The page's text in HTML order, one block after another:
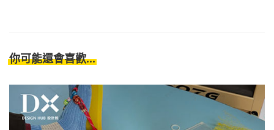
你可能還會喜歡...